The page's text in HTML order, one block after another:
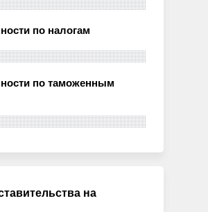
по налогам
по таможенным
на